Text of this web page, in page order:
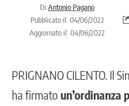
Di:Antonio Pagano
Pubblicato il: 04/06/2022
Aggiornato il: 04/06/2022
PRIGNANO CILENTO. Il
ha firmato un’ordinanza